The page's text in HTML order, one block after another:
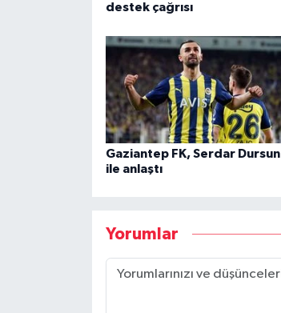
destek çağrısı
Gaziantep FK, Serdar Dursun
ile anlaştı
Yorumlar